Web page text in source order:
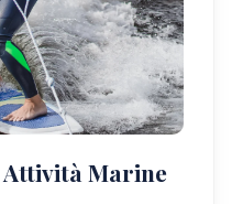
Attività Marine